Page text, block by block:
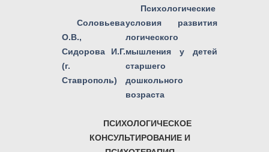
Соловьева
О.В.,
Сидорова И.Г.
(г.
Ставрополь)
Психологические
условия развития
логического
мышления у детей
старшего
дошкольного
возраста
ПСИХОЛОГИЧЕСКОЕ
КОНСУЛЬТИРОВАНИЕ И